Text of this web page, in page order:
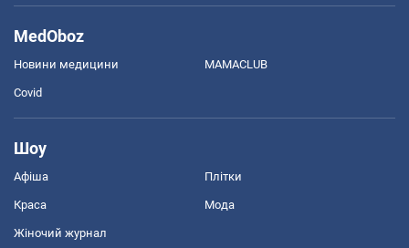
MedOboz
Новини медицини MAMACLUB
Covid
Шоу
Афіша Плітки
Краса Мода
Жіночий журнал